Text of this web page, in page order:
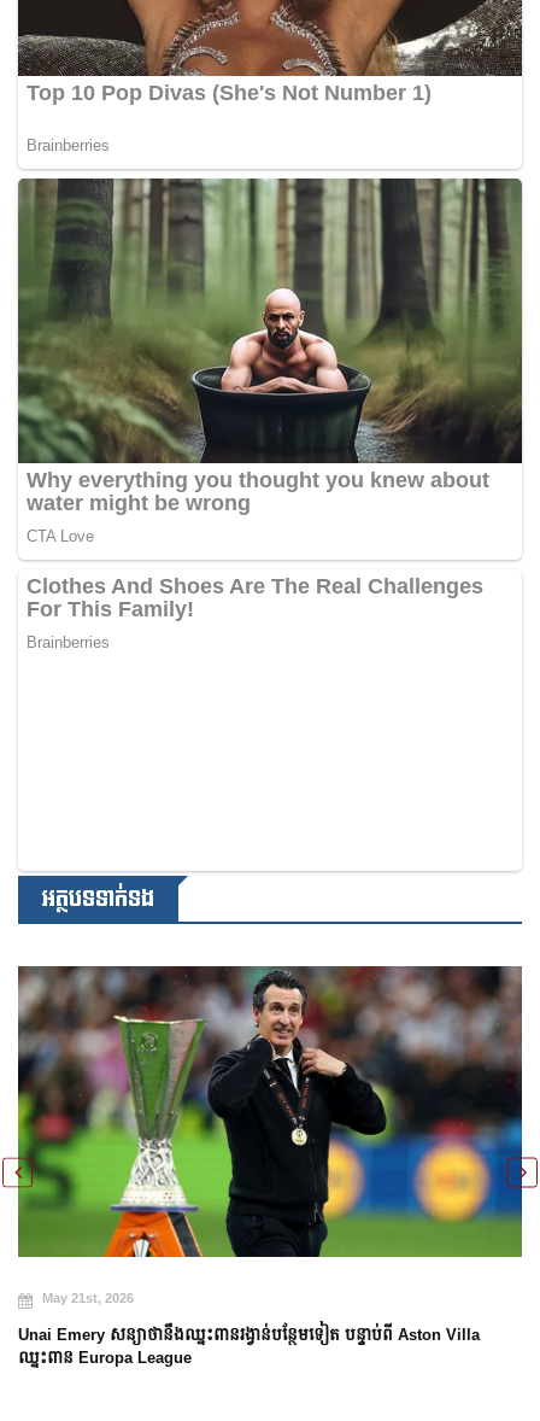
អត្ថបទទាក់ទង
May 21st, 2026
Unai Emery សន្យាថានឹងឈ្នះពានរង្វាន់បន្ថែមទៀត បន្ទាប់ពី Aston Villa
ឈ្នះពាន Europa League